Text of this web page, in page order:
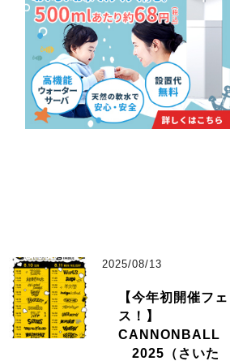
2025/08/13
【今年初開催フェ
ス！】
CANNONBALL
2025（さいた